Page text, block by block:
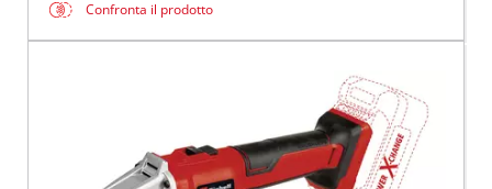
Confronta il prodotto